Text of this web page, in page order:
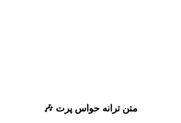
متن ترانه حواس پرت 🎶